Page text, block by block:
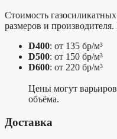
Стоимость
размеров и
D400: от 135 бр/м³
D500: от 150 бр/м³
D600: от 220 бр/м³
Цены могут
объёма.
Доставка